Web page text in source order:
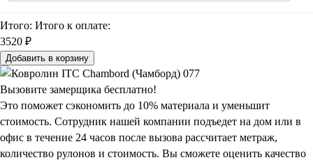
Итого: Итого к оплате:
3520 ₽
Добавить в корзину
Вызовите замерщика бесплатно!
Это поможет сэкономить до 10% материала и уменьшит
стоимость. Сотрудник нашей компании подъедет на дом или в
офис в течение 24 часов после вызова рассчитает метраж,
количество рулонов и стоимость. Вы сможете оценить качество